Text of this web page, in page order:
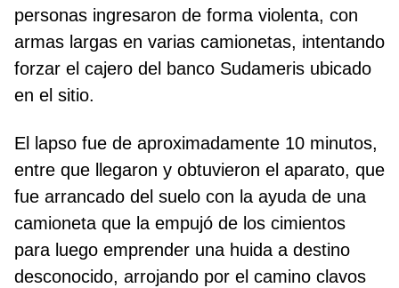
personas ingresaron de forma violenta, con
armas largas en varias camionetas, intentando
forzar el cajero del banco Sudameris ubicado
en el sitio.
El lapso fue de aproximadamente 10 minutos,
entre que llegaron y obtuvieron el aparato, que
fue arrancado del suelo con la ayuda de una
camioneta que la empujó de los cimientos
para luego emprender una huida a destino
desconocido, arrojando por el camino clavos